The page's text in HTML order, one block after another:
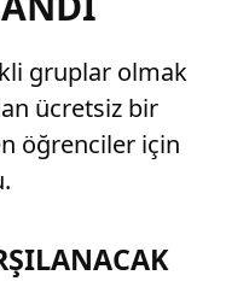
gruplar olmak
ücretsiz bir
öğrenciler için